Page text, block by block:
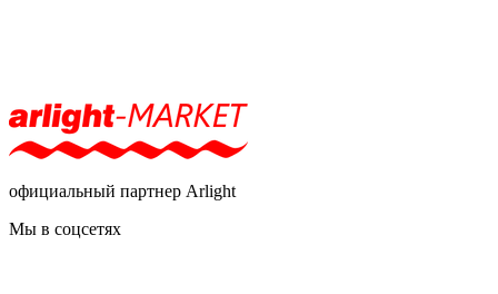
официальный партнер Arlight
Мы в соцсетях